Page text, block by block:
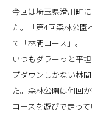
今回は埼玉県滑川町
た。「第4回森林公園
て「林間コース」。
いつもダラーっと平
プダウンしかない林
た。森林公園は何回
コースを遊びで走っ